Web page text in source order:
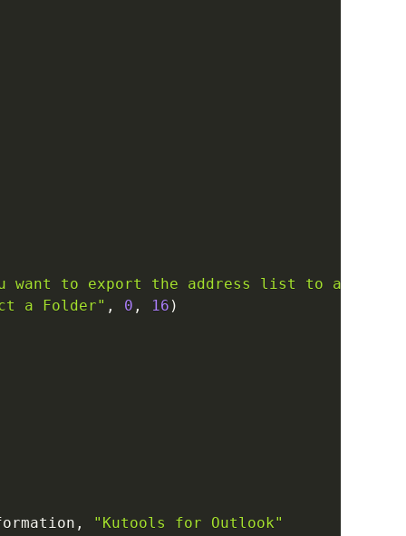
want to export the address list to a txt
a Folder" , 0 , 16 )
, "Kutools for Outlook"